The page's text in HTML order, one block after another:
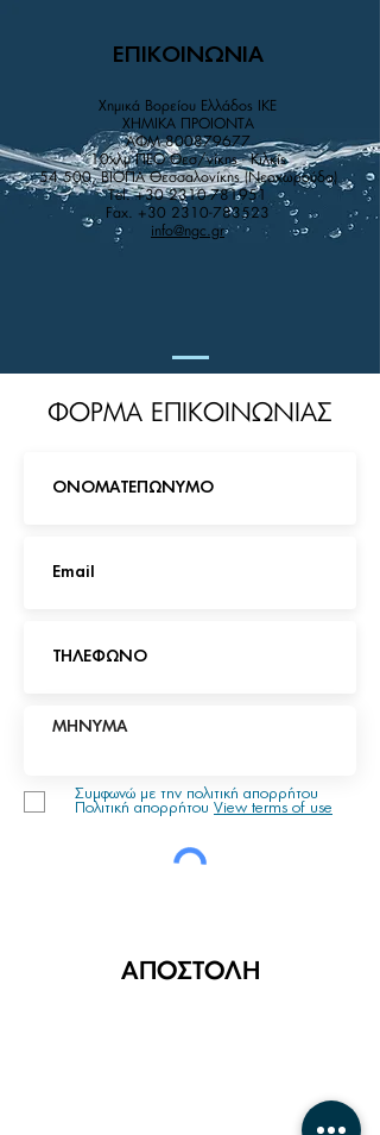
Χημικά Βορείου Ελλάδος IKE
XHMIKA ΠPOIONTA
AΦM800879677
10χλμ ΠΕΟ Θεσ/νίκης - Κιλκίς
54 500, ΒΙΟΠΑ Θεσσαλονίκης (Νεοχωρούδα)
Tel.+30 2310-781951
Fax. +30 2310-783523
info@ngc.gr
ΕΠΙΚΟΙΝΩΝΙΑ
ΦΟΡΜΑ ΕΠΙΚΟΙΝΩΝΙΑΣ
Συμφωνώ με την πολιτική απορρήτου
Πολιτική απορρήτου View terms of use
ΑΠΟΣΤΟΛΗ